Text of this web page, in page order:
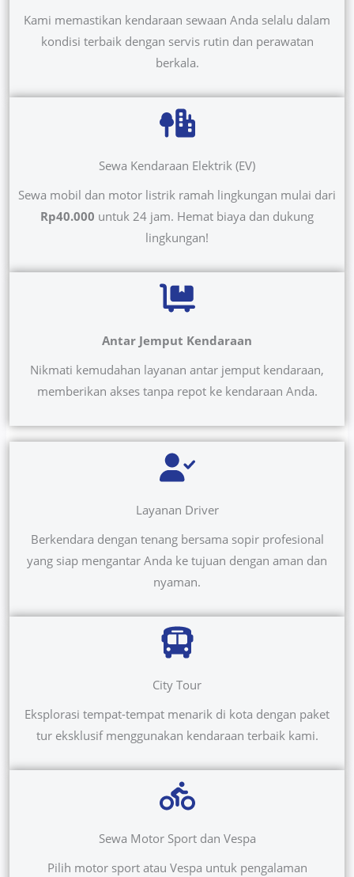
Kami memastikan kendaraan sewaan Anda selalu dalam
kondisi terbaik dengan servis rutin dan perawatan
berkala.
Sewa Kendaraan Elektrik (EV)
Sewa mobil dan motor listrik ramah lingkungan mulai dari
Rp40.000 untuk 24 jam. Hemat biaya dan dukung
lingkungan!
Antar Jemput Kendaraan
Nikmati kemudahan layanan antar jemput kendaraan,
memberikan akses tanpa repot ke kendaraan Anda.
Layanan Driver
Berkendara dengan tenang bersama sopir profesional
yang siap mengantar Anda ke tujuan dengan aman dan
nyaman.
City Tour
Eksplorasi tempat-tempat menarik di kota dengan paket
tur eksklusif menggunakan kendaraan terbaik kami.
Sewa Motor Sport dan Vespa
Pilih motor sport atau Vespa untuk pengalaman